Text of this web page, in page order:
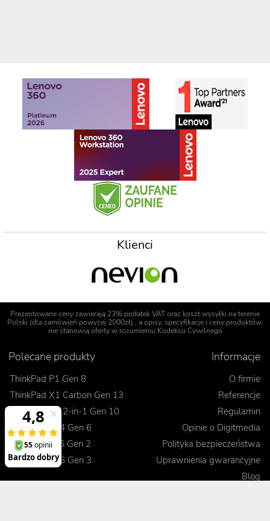
Klienci
Prezentowane ceny zawierają 23% podatek VAT oraz koszt wysyłki na terenie
Polski (dla zamówień powyżej 2000zł) , a opisy, specyfikacje i ceny produktów,
nie stanowią oferty w rozumieniu Kodeksu Cywilnego
Polecane produkty
ThinkPad P1 Gen 8
ThinkPad X1 Carbon Gen 13
ThinkPad X1 2-in-1 Gen 10
ThinkPad T14 Gen 6
ThinkPad L16 Gen 2
ThinkPad E16 Gen 3
Informacje
O firmie
Referencje
Regulamin
Opinie o Digitmedia
Polityka bezpieczeństwa
Uprawnienia gwarancyjne
Blog